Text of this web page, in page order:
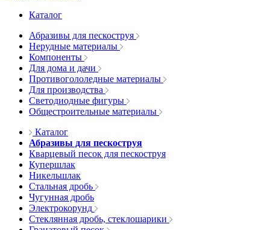
Каталог
Абразивы для пескоструя
Нерудные материалы
Компоненты
Для дома и дачи
Противогололедные материалы
Для производства
Светодиодные фигуры
Общестроительные материалы
Каталог
Абразивы для пескоструя
Кварцевый песок для пескоструя
Купершлак
Никельшлак
Стальная дробь
Чугунная дробь
Электрокорунд
Стеклянная дробь, стеклошарики